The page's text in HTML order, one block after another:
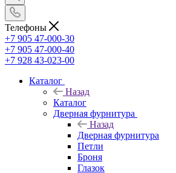
Телефоны
+7 905 47-000-30
+7 905 47-000-40
+7 928 43-023-00
Каталог
Назад
Каталог
Дверная фурнитура
Назад
Дверная фурнитура
Петли
Броня
Глазок